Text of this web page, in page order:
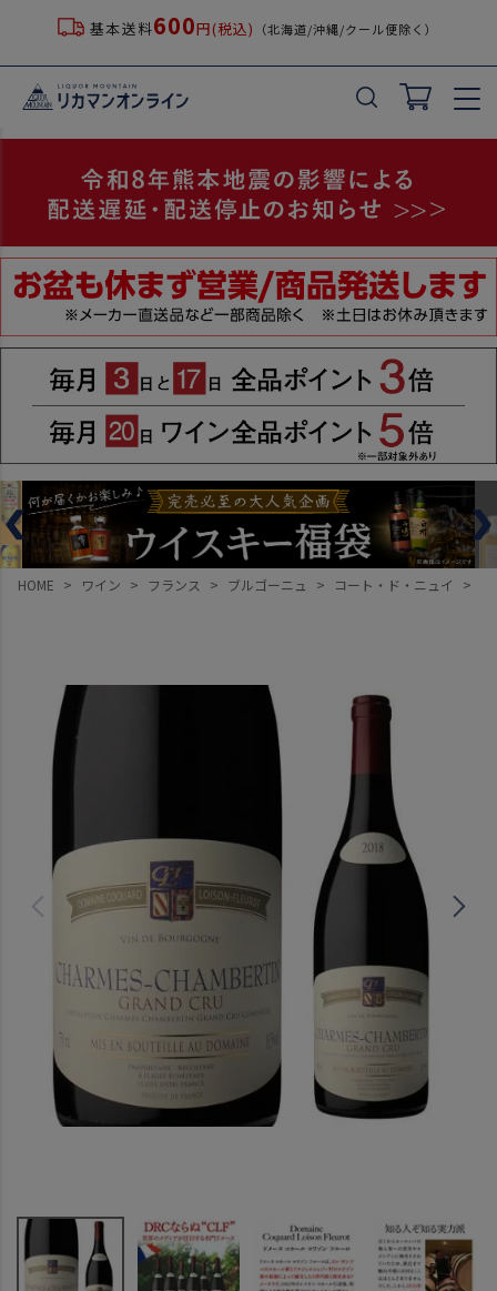
基本送料600円(税込) （北海道/沖縄/クール便除く）
HOME ワイン フランス ブルゴーニュ コート・ド・ニュイ